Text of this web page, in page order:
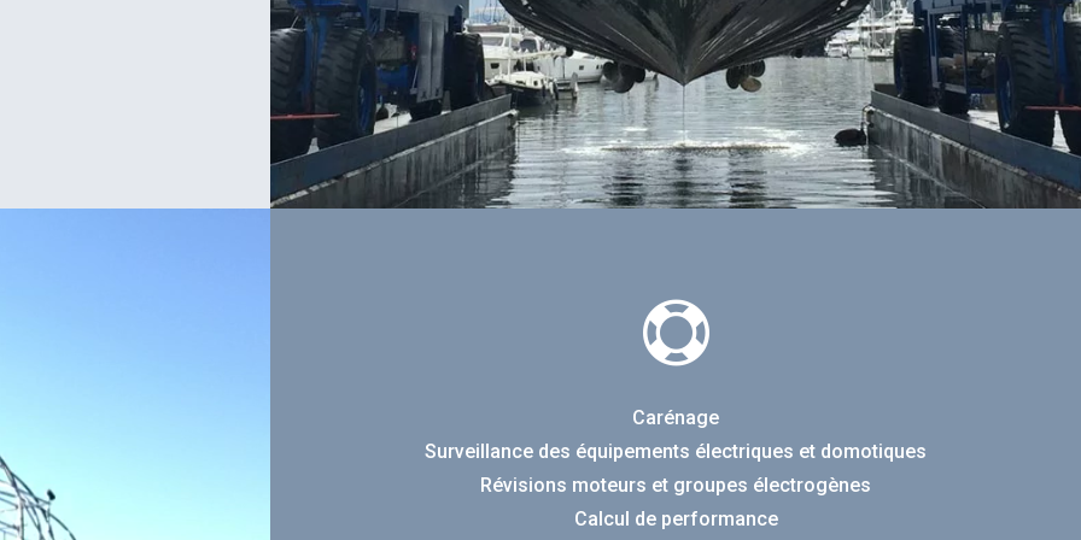

Carénage
Surveillance des équipements électriques et domotiques
Révisions moteurs et groupes électrogènes
Calcul de performance